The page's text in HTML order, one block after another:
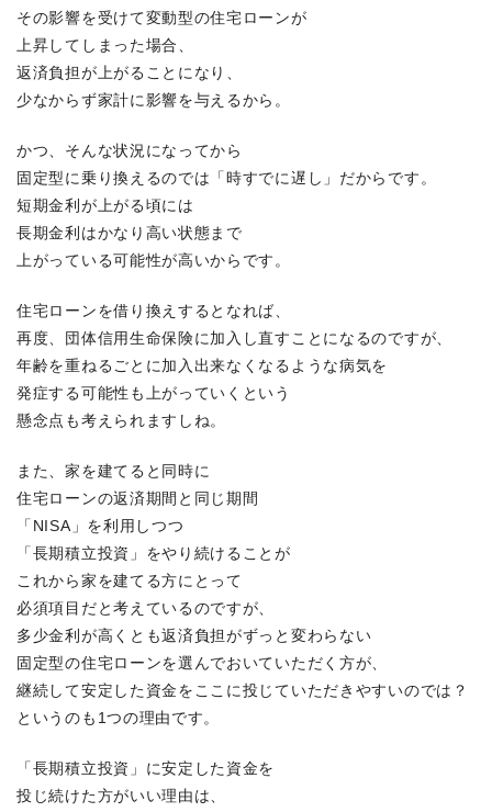
その影響を受けて変動型の住宅ローンが
上昇してしまった場合、
返済負担が上がることになり、
少なからず家計に影響を与えるから。
かつ、そんな状況になってから
固定型に乗り換えるのでは「時すでに遅し」だからです。
短期金利が上がる頃には
長期金利はかなり高い状態まで
上がっている可能性が高いからです。
住宅ローンを借り換えするとなれば、
再度、団体信用生命保険に加入し直すことになるのですが、
年齢を重ねるごとに加入出来なくなるような病気を
発症する可能性も上がっていくという
懸念点も考えられますしね。
また、家を建てると同時に
住宅ローンの返済期間と同じ期間
「NISA」を利用しつつ
「長期積立投資」をやり続けることが
これから家を建てる方にとって
必須項目だと考えているのですが、
多少金利が高くとも返済負担がずっと変わらない
固定型の住宅ローンを選んでおいていただく方が、
継続して安定した資金をここに投じていただきやすいのでは？
というのも1つの理由です。
「長期積立投資」に安定した資金を
投じ続けた方がいい理由は、